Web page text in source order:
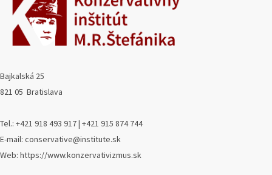
Bajkalská 25
821 05 Bratislava
Tel.: +421 918 493 917 | +421 915 874 744
E-mail: conservative@institute.sk
Web: https://www.konzervativizmus.sk